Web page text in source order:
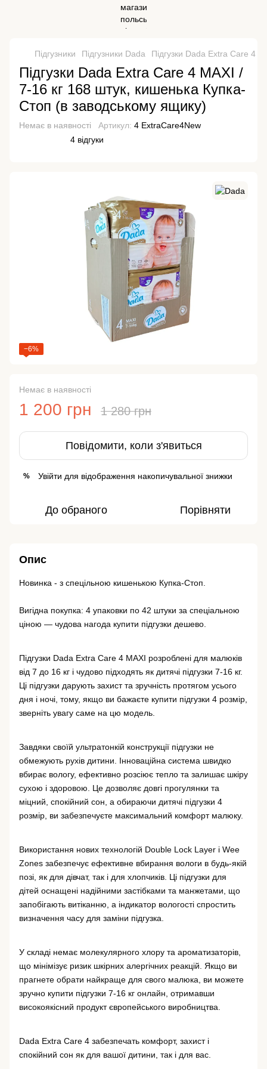
Підгузники Підгузники Dada Підгузки Dada Extra Care 4
Підгузки Dada Extra Care 4 MAXI /
7-16 кг 168 штук, кишенька Купка-
Стоп (в заводському ящику)
Немає в наявності Артикул: 4 ExtraCare4New
4 відгуки
−6%
Немає в наявності
1 200 грн 1 280 грн
Повідомити, коли з'явиться
% Увійти для відображення накопичувальної знижки
До обраного Порівняти
Опис
Новинка - з спецільною кишенькою Купка-Стоп.
Вигідна покупка: 4 упаковки по 42 штуки за спеціальною
ціною — чудова нагода купити підгузки дешево.
Підгузки Dada Extra Care 4 MAXI розроблені для малюків
від 7 до 16 кг і чудово підходять як дитячі підгузки 7-16 кг.
Ці підгузки дарують захист та зручність протягом усього
дня і ночі, тому, якщо ви бажаєте купити підгузки 4 розмір,
зверніть увагу саме на цю модель.
Завдяки своїй ультратонкій конструкції підгузки не
обмежують рухів дитини. Інноваційна система швидко
вбирає вологу, ефективно розсіює тепло та залишає шкіру
сухою і здоровою. Це дозволяє довгі прогулянки та
міцний, спокійний сон, а обираючи дитячі підгузки 4
розмір, ви забезпечуєте максимальний комфорт малюку.
Використання нових технологій Double Lock Layer і Wee
Zones забезпечує ефективне вбирання вологи в будь-якій
позі, як для дівчат, так і для хлопчиків. Ці підгузки для
дітей оснащені надійними застібками та манжетами, що
запобігають витіканню, а індикатор вологості спростить
визначення часу для заміни підгузка.
У складі немає молекулярного хлору та ароматизаторів,
що мінімізує ризик шкірних алергічних реакцій. Якщо ви
прагнете обрати найкраще для свого малюка, ви можете
зручно купити підгузки 7-16 кг онлайн, отримавши
високоякісний продукт європейського виробництва.
Dada Extra Care 4 забезпечать комфорт, захист і
спокійний сон як для вашої дитини, так і для вас.